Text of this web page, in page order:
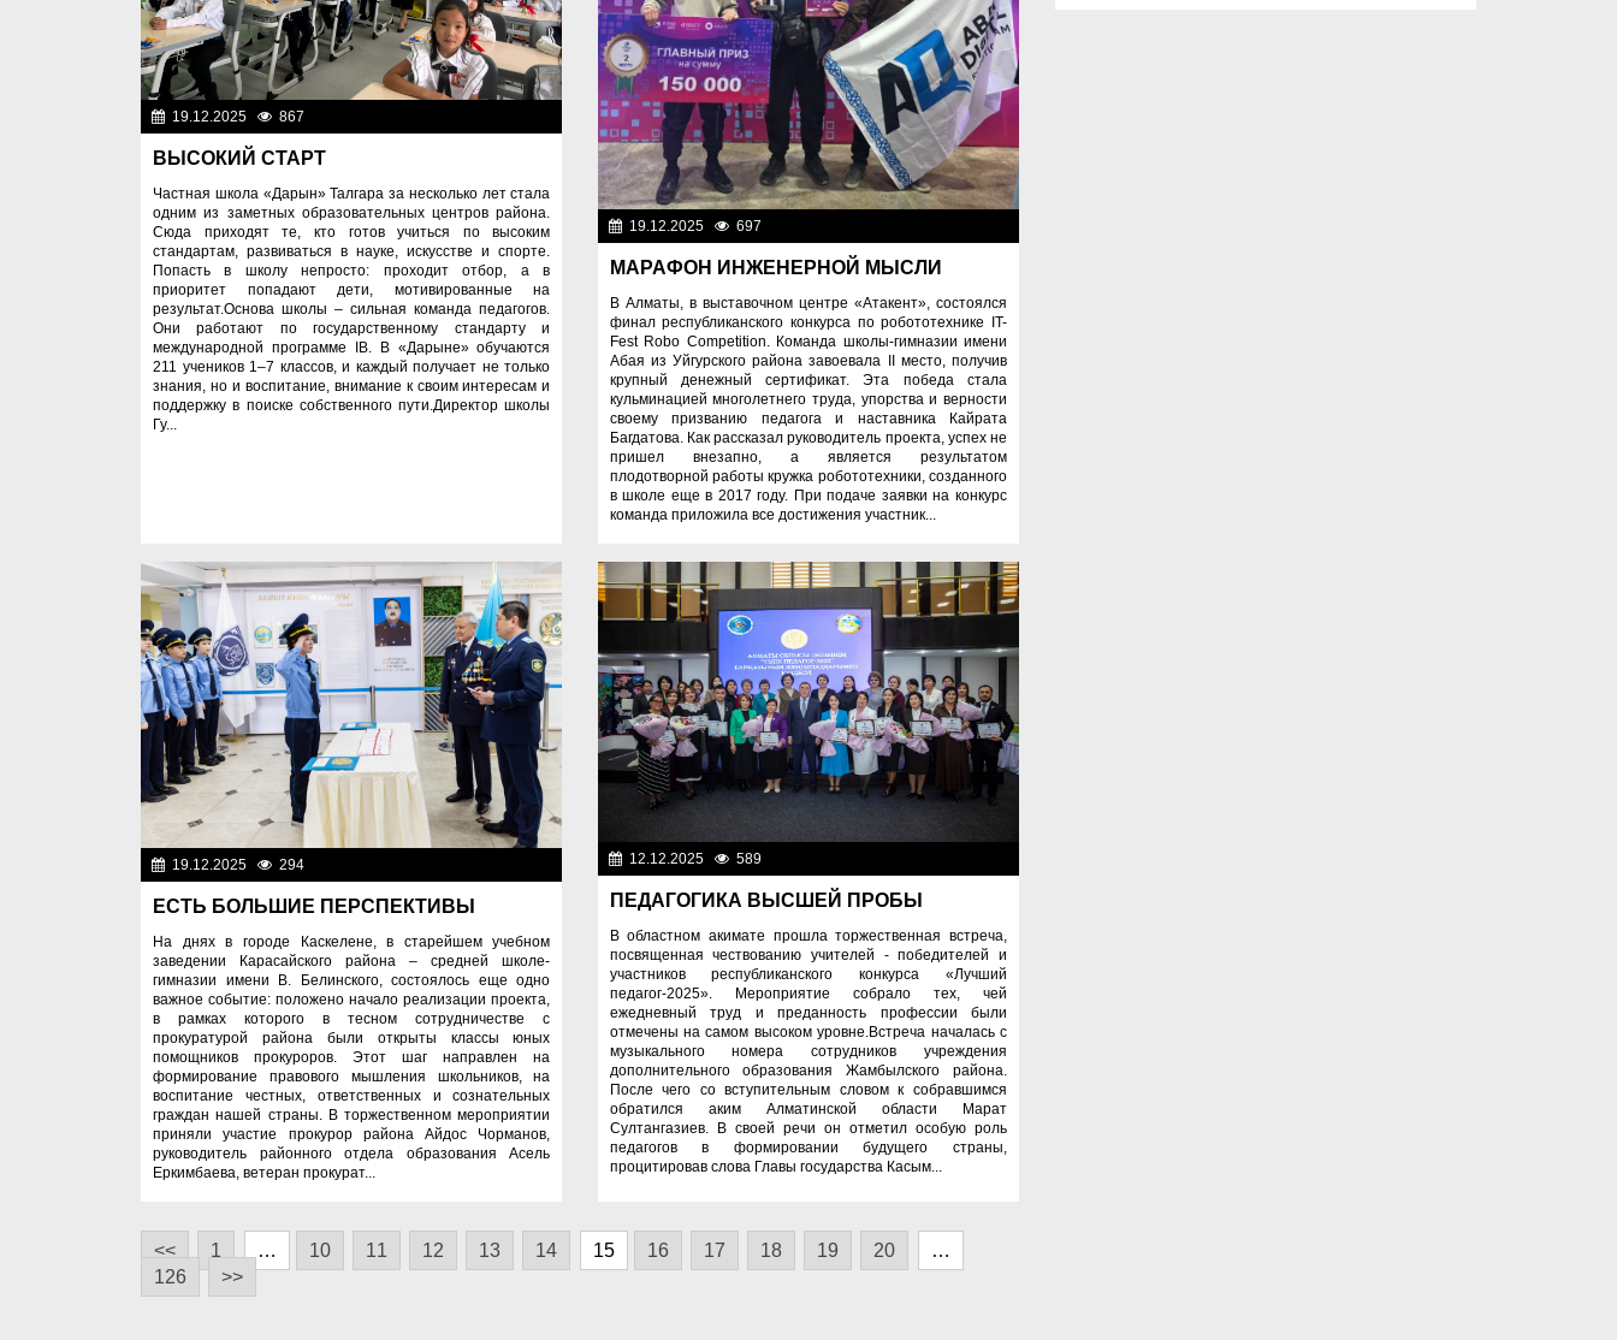
19.12.2025 867
ВЫСОКИЙ СТАРТ
Частная школа «Дарын» Талгара за несколько лет стала
одним из заметных образовательных центров района.
Сюда приходят те, кто готов учиться по высоким
стандартам, развиваться в науке, искусстве и спорте.
Попасть в школу непросто: проходит отбор, а в
приоритет попадают дети, мотивированные на
результат.Основа школы – сильная команда педагогов.
Они работают по государственному стандарту и
международной программе IB. В «Дарыне» обучаются
211 учеников 1–7 классов, и каждый получает не только
знания, но и воспитание, внимание к своим интересам и
поддержку в поиске собственного пути.Директор школы
Гу...
19.12.2025 697
МАРАФОН ИНЖЕНЕРНОЙ МЫСЛИ
В Алматы, в выставочном центре «Атакент», состоялся
финал республиканского конкурса по робототехнике IT-
Fest Robo Competition. Команда школы-гимназии имени
Абая из Уйгурского района завоевала II место, получив
крупный денежный сертификат. Эта победа стала
кульминацией многолетнего труда, упорства и верности
своему призванию педагога и наставника Кайрата
Багдатова. Как рассказал руководитель проекта, успех не
пришел внезапно, а является результатом
плодотворной работы кружка робототехники, созданного
в школе еще в 2017 году. При подаче заявки на конкурс
команда приложила все достижения участник...
19.12.2025 294
ЕСТЬ БОЛЬШИЕ ПЕРСПЕКТИВЫ
На днях в городе Каскелене, в старейшем учебном
заведении Карасайского района – средней школе-
гимназии имени В. Белинского, состоялось еще одно
важное событие: положено начало реализации проекта,
в рамках которого в тесном сотрудничестве с
прокуратурой района были открыты классы юных
помощников прокуроров. Этот шаг направлен на
формирование правового мышления школьников, на
воспитание честных, ответственных и сознательных
граждан нашей страны. В торжественном мероприятии
приняли участие прокурор района Айдос Чорманов,
руководитель районного отдела образования Асель
Еркимбаева, ветеран прокурат...
12.12.2025 589
ПЕДАГОГИКА ВЫСШЕЙ ПРОБЫ
В областном акимате прошла торжественная встреча,
посвященная чествованию учителей - победителей и
участников республиканского конкурса «Лучший
педагог-2025». Мероприятие собрало тех, чей
ежедневный труд и преданность профессии были
отмечены на самом высоком уровне.Встреча началась с
музыкального номера сотрудников учреждения
дополнительного образования Жамбылского района.
После чего со вступительным словом к собравшимся
обратился аким Алматинской области Марат
Султангазиев. В своей речи он отметил особую роль
педагогов в формировании будущего страны,
процитировав слова Главы государства Касым...
<< 1 … 10 11 12 13 14 15 16 17 18 19 20
…
126
>>